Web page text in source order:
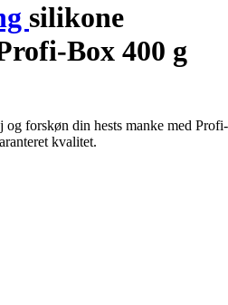
silikone
Box 400 g
forskøn din hests manke med Profi-
kvalitet.